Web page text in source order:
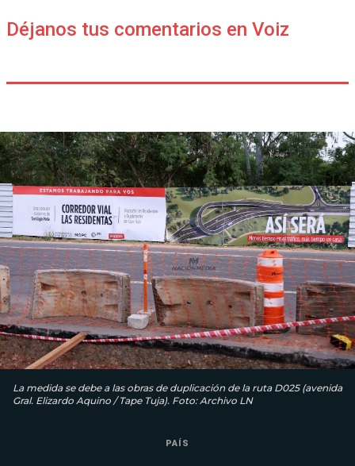
Déjanos tus comentarios en Voiz
La medida se debe a las obras de duplicación de la ruta D025 (avenida
Gral. Elizardo Aquino / Tape Tuja). Foto: Archivo LN
PAÍS